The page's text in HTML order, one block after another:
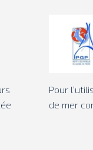
Pour
de mer